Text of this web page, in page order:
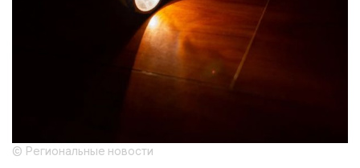
© Региональные новости